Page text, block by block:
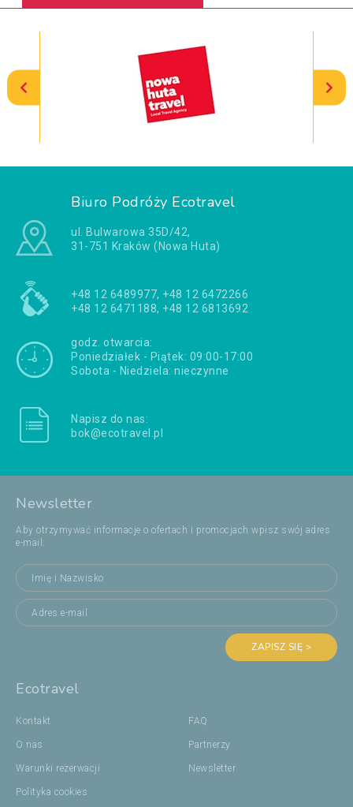
Biuro Podróży Ecotravel
ul. Bulwarowa 35D/42,
31-751 Kraków (Nowa Huta)
+48 12 6489977, +48 12 6472266
+48 12 6471188, +48 12 6813692
godz. otwarcia:
Poniedziałek - Piątek: 09:00-17:00
Sobota - Niedziela: nieczynne
Napisz do nas:
bok@ecotravel.pl
Newsletter
Aby otrzymywać informacje o ofertach i promocjach wpisz swój adres
e-mail:
ZAPISZ SIĘ >
Ecotravel
Kontakt
O nas
Warunki rezerwacji
Polityka cookies
FAQ
Partnerzy
Newsletter